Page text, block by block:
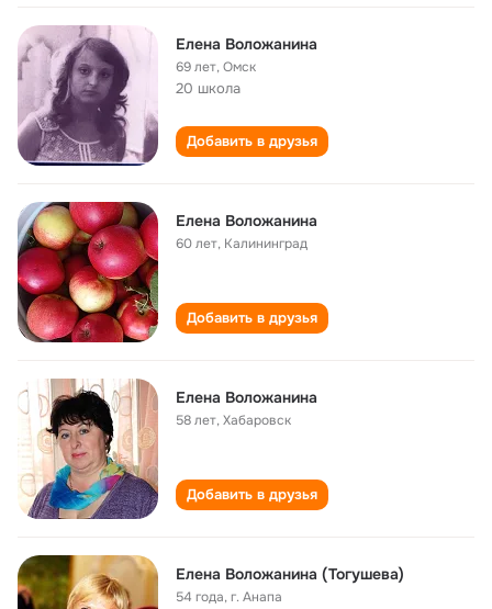
Елена Воложанина
69 лет,Омск
20 школа
Добавить в друзья
Елена Воложанина
60 лет, Калининград
Добавить в друзья
Елена Воложанина
58 лет,Хабаровск
Добавить в друзья
Елена Воложанина (Тогушева)
54 года,г. Анапа